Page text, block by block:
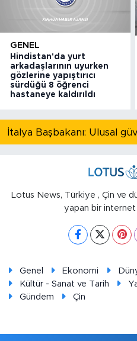
GENEL
Hindistan'da yurt
arkadaşlarının uyurken
gözlerine yapıştırıcı
sürdüğü 8 öğrenci
hastaneye kaldırıldı
Lotus News, Türkiye , Çin ve
yapan bir internet
Genel Ekonomi
Kültür - Sanat ve Tarih
Gündem
Çin